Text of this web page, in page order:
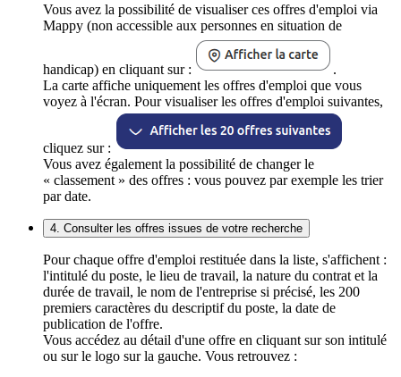
Vous avez la possibilité de visualiser ces offres d'emploi via
Mappy (non accessible aux personnes en situation de
handicap) en cliquant sur :
.
La carte affiche uniquement les offres d'emploi que vous
voyez à l'écran. Pour visualiser les offres d'emploi suivantes,
cliquez sur :
Vous avez également la possibilité de changer le
« classement » des offres : vous pouvez par exemple les trier
par date.
4. Consulter les offres issues de votre recherche
Pour chaque offre d'emploi restituée dans la liste, s'affichent :
l'intitulé du poste, le lieu de travail, la nature du contrat et la
durée de travail, le nom de l'entreprise si précisé, les 200
premiers caractères du descriptif du poste, la date de
publication de l'offre.
Vous accédez au détail d'une offre en cliquant sur son intitulé
ou sur le logo sur la gauche. Vous retrouvez :